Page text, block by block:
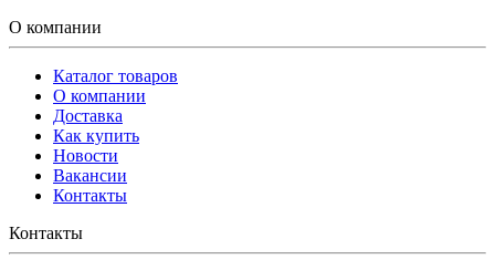
О компании
Каталог товаров
О компании
Доставка
Как купить
Новости
Вакансии
Контакты
Контакты